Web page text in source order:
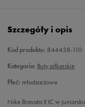
37,5 23,5 cm
Szczegóły i opis
Kod produktu: 844438-110
Kategoria: Buty piłkarskie
Płeć: młodzieżowe
Nike Bravata II IC w